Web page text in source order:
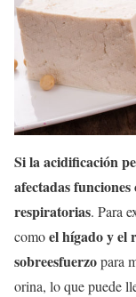
Si la acidificación
afectadas
respiratorias. Para
comoel hígado y el
sobreesfuerzopara
orina, lo que puede